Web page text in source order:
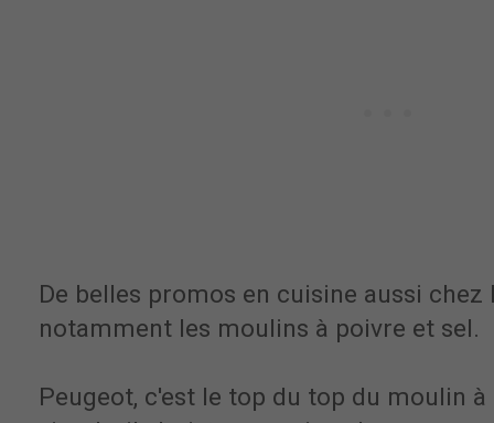
De belles promos en cuisine aussi chez
notamment les moulins à poivre et sel.
Peugeot, c'est le top du top du moulin à